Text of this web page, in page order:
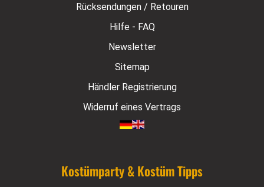
Rücksendungen / Retouren
Hilfe - FAQ
Newsletter
Sitemap
Händler Registrierung
Widerruf eines Vertrags
Kostümparty & Kostüm Tipps